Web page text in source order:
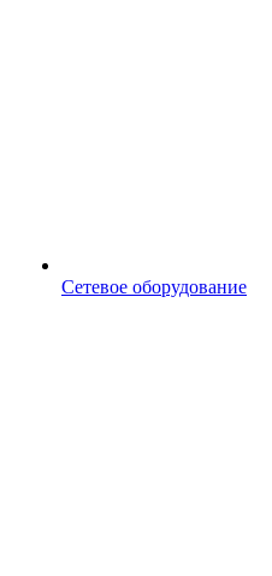
Сетевое оборудование